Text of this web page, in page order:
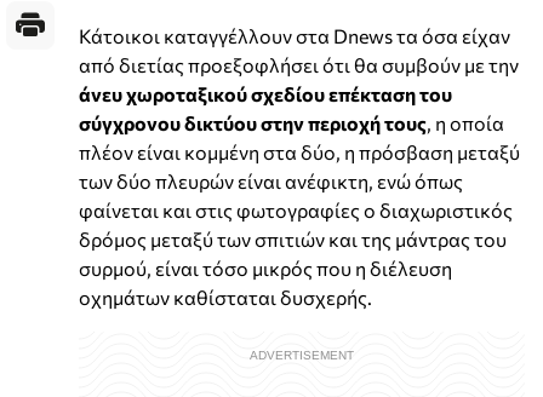
Κάτοικοι καταγγέλλουν στα Dnews τα όσα είχαν
από διετίας προεξοφλήσει ότι θα συμβούν με την
άνευ χωροταξικού σχεδίου επέκταση του
σύγχρονου δικτύου στην περιοχή τους, η οποία
πλέον είναι κομμένη στα δύο, η πρόσβαση μεταξύ
των δύο πλευρών είναι ανέφικτη, ενώ όπως
φαίνεται και στις φωτογραφίες ο διαχωριστικός
δρόμος μεταξύ των σπιτιών και της μάντρας του
συρμού, είναι τόσο μικρός που η διέλευση
οχημάτων καθίσταται δυσχερής.